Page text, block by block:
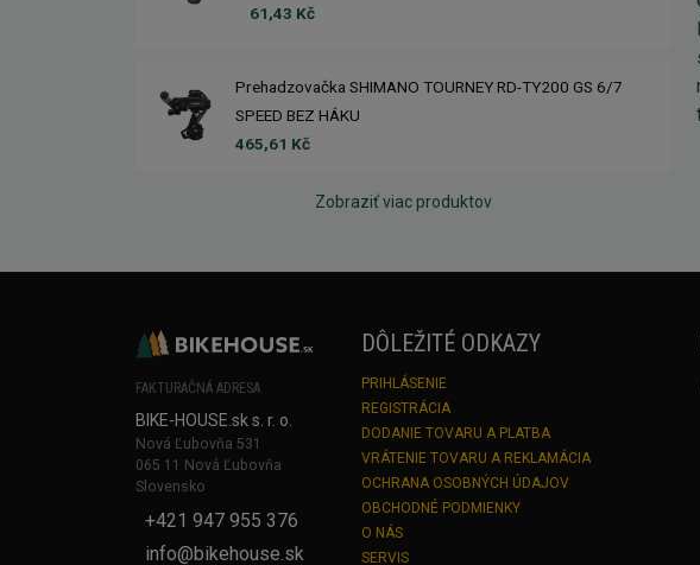
61,43 Kč
Prehadzovačka SHIMANO TOURNEY RD-TY200 GS 6/7
SPEED BEZ HÁKU
465,61 Kč
Zobraziť viac produktov
FAKTURAČNÁ ADRESA
BIKE-HOUSE.sk s. r. o.
Nová Ľubovňa 531
065 11 Nová Ľubovňa
Slovensko
+421 947 955 376
info@bikehouse.sk
DÔLEŽITÉ ODKAZY
PRIHLÁSENIE
REGISTRÁCIA
DODANIE TOVARU A PLATBA
VRÁTENIE TOVARU A REKLAMÁCIA
OCHRANA OSOBNÝCH ÚDAJOV
OBCHODNÉ PODMIENKY
O NÁS
SERVIS